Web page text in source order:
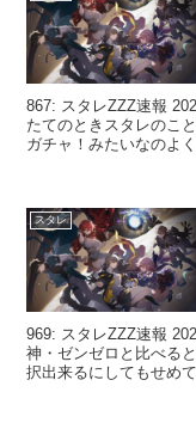
867: スタレZZZ速報
たてのときスタレのこ
ガチャ！みたいなのよ
スタレ
969: スタレZZZ速報
神・ゼンゼロと比べる
択出来るにしてもせめ